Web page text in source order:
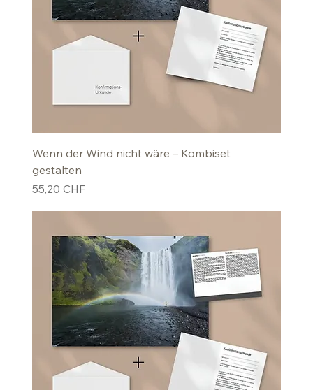
Wenn der Wind nicht wäre – Kombiset
gestalten
Preis
55,20 CHF